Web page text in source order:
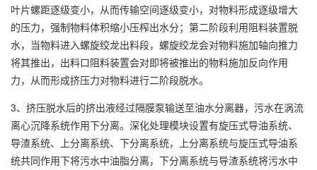
叶片螺距逐级变小，从而传输空间逐级变小，对物料形成逐级增大
的压力，强制物料体积缩小压榨出水分；第二阶段利用阻料装置脱
水，当物料进入螺旋绞龙出料段，螺旋绞龙会对物料施加轴向推力
将其推出，出料口阻料装置会对即将被推出的物料施加反向作用
力，从而形成挤压力对物料进行二阶段脱水。
3、挤压脱水后的挤出液经过隔膜泵输送至油水分离器，污水在涡流
离心沉降系统作用下分离。深化处理模块设置有旋压式导油系统、
导渣系统、上分离系统、下分离系统，上分离系统与旋压式导油系
统共同作用下将污水中油脂分离，下分离系统与导渣系统将污水中